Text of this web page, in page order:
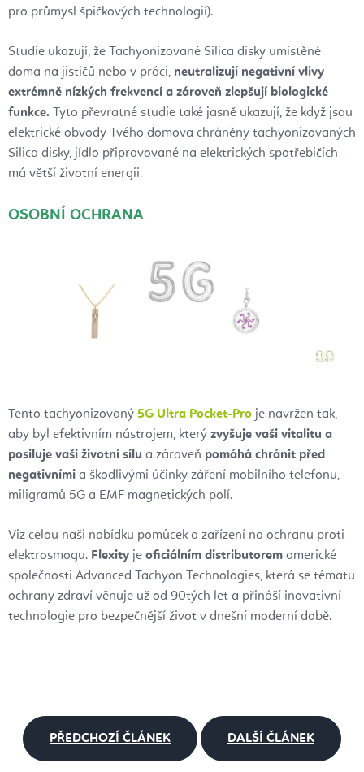
pro průmysl špičkových technologií).
Studie ukazují, že Tachyonizované Silica disky umístěné
doma na jističů nebo v práci, neutralizují negativní vlivy
extrémně nízkých frekvencí a zároveň zlepšují biologické
funkce. Tyto převratné studie také jasně ukazují, že když jsou
elektrické obvody Tvého domova chráněny tachyonizovaných
Silica disky, jídlo připravované na elektrických spotřebičích
má větší životní energii.
OSOBNÍ OCHRANA
Tento tachyonizovaný 5G Ultra Pocket-Pro je navržen tak,
aby byl efektivním nástrojem, který zvyšuje vaši vitalitu a
posiluje vaši životní sílu a zároveň pomáhá chránit před
negativními a škodlivými účinky záření mobilního telefonu,
miligramů 5G a EMF magnetických polí.
Viz celou naši nabídku pomůcek a zařízení na ochranu proti
elektrosmogu. Flexity je oficiálním distributorem americké
společnosti Advanced Tachyon Technologies, která se tématu
ochrany zdraví věnuje už od 90tých let a přináší inovativní
technologie pro bezpečnější život v dnešní moderní době.
PŘEDCHOZÍ ČLÁNEK DALŠÍ ČLÁNEK